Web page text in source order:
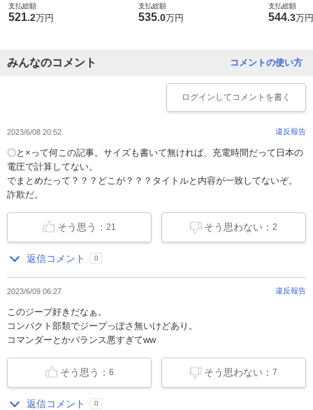
支払総額
521.2万円
支払総額
535.0万円
支払総額
544.3万円
コメントの使い方
みんなのコメント
ログイン してコメントを書く
2023/6/08 20:52 違反報告
〇と×って何この記事。サイズも書いて無ければ、充電時間だって日本の
電圧で計算してない。
でまとめたって？？？どこが？？？タイトルと内容が一致してないぞ。
詐欺だ。
そう思わない：2
そう思う：21
返信コメント 0
2023/6/09 06:27 違反報告
このジープ好きだなぁ。
コンパクト部類でジープっぽさ無いけどあり。
コマンダーとかバランス悪すぎてww
そう思わない：7
そう思う： 6
返信コメント 0